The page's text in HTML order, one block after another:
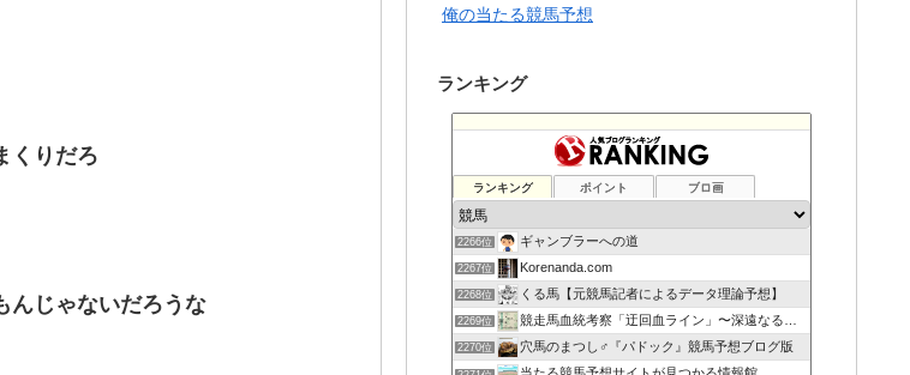
くりだろ
んじゃないだろうな
俺の当たる競馬予想
ランキング
ランキング ポイント ブロ画
2266位 ギャンブラーへの道
2267位 Korenanda.com
2268位 くる馬【元競馬記者によるデータ理論予想】
2269位 競走馬血統考察「迂回血ライン」〜深遠なる血の連鎖〜
2270位 穴馬のまつし♂『パドック』競馬予想ブログ版